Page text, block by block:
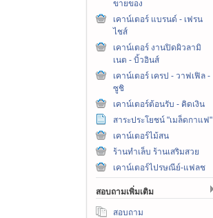
ขายของ
เคาน์เตอร์ แบรนด์ - เฟรน
ไชส์
เคาน์เตอร์ งานปิดผิวลามิ
เนต - บิ้วอินส์
เคาน์เตอร์ เครป - วาฟเฟิล -
ซูชิ
เคาน์เตอร์ต้อนรับ - คิดเงิน
สาระประโยชน์ "เมล็ดกาแฟ"
เคาน์เตอร์ไม้สน
ร้านทำเล็บ ร้านเสริมสวย
เคาน์เตอร์ไปรษณีย์-แฟลช
สอบถามเพิ่มเติม
สอบถาม